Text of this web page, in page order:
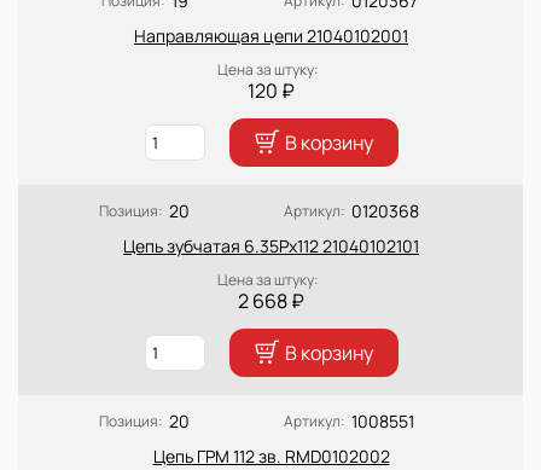
Направляющая цепи 21040102001
Цена за штуку:
120 ₽
В корзину
Позиция: 20 Артикул: 0120368
Цепь зубчатая 6.35Px112 21040102101
Цена за штуку:
2 668 ₽
В корзину
Позиция: 20 Артикул: 1008551
Цепь ГРМ 112 зв. RMD0102002